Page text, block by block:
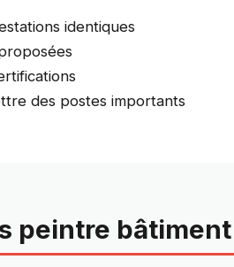
identiques
des postes importants
peintre bâtiment